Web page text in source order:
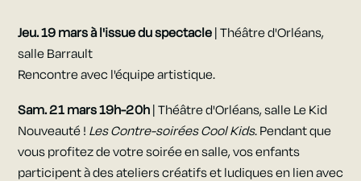
Jeu. 19 marsà l'issue du spectacle | Théâtre d'Orléans,
salle Barrault
Rencontre avec l'équipe artistique.
Sam. 21 mars 19h-20h
| Théâtre d'Orléans, salle Le Kid
Nouveauté ! Les Contre-soirées Cool Kids. Pendant que
vous profitez de votre soirée en salle, vos enfants
participent à des ateliers créatifs et ludiques en lien avec